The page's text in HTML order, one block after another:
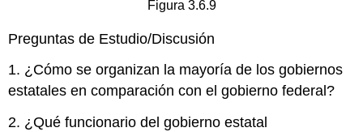
Figura 3.6.9
Preguntas de Estudio/Discusión
1. ¿Cómo se organizan la mayoría de los gobiernos
estatales en comparación con el gobierno federal?
2. ¿Qué funcionario del gobierno estatal